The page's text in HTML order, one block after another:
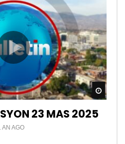
23 MAS 2025
AN AGO